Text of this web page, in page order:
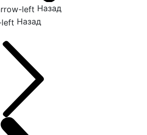
Назад
Назад